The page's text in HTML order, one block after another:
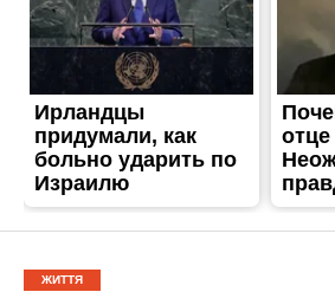
ЖИТТЯ